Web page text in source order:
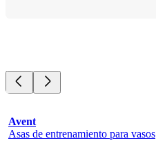
Avent
Asas de entrenamiento para vasos